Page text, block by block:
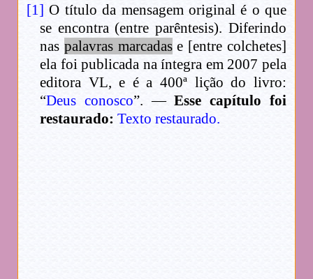
[1] O título da mensagem original é o que
se encontra (entre parêntesis). Diferindo
nas palavras marcadase [entre colchetes]
ela foi publicada na íntegra em 2007 pela
editora VL, e é a 400ª lição do livro:
“Deus conosco”. —Esse capítulo foi
restaurado: Texto restaurado.